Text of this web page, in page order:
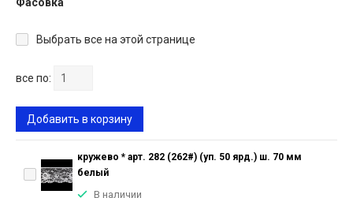
Фасовка
Выбрать все на этой странице
все по:
Добавить в корзину
кружево * арт. 282 (262#) (уп. 50 ярд.) ш. 70 мм
белый
В наличии